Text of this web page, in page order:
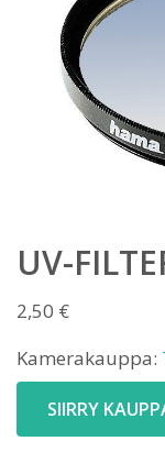
UV-
2,50 €
Kamerakauppa:
SIIRRY